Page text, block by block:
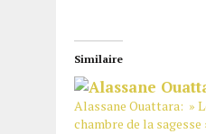
Similaire
Alassane Ouattara: »
chambre de la sagesse